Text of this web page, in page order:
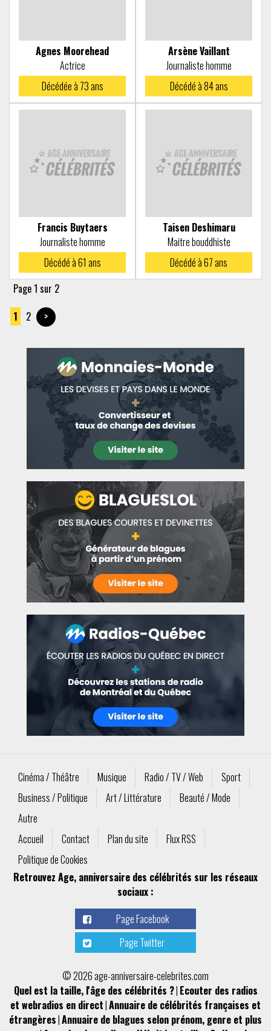
Agnes Moorehead
Actrice
Décédée à 73 ans
Arsène Vaillant
Journaliste homme
Décédé à84 ans
Francis Buytaers
Journaliste homme
Décédé à61 ans
Taisen Deshimaru
Maitre bouddhiste
Décédé à67 ans
Page 1 sur 2
1
2 >
Cinéma / Théâtre Musique Radio / TV / Web
Sport
Business / Politique
Art / Littérature
Beauté / Mode
Autre
Accueil
Contact Plan du site
Flux RSS
Politique de Cookies
Retrouvez Age, anniversaire des célébrités sur les réseaux
sociaux :
Page Facebook
Page Twitter
© 2026 age-anniversaire-celebrites.com
Quel est la taille, l'âge des célébrités ?| Ecouter des radios
et webradios en direct|Annuaire de célébrités françaises et
étrangères|Annuaire de blagues selon prénom, genre et plus